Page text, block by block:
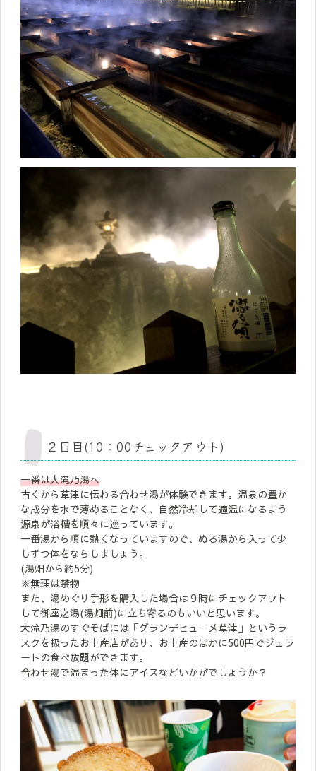
２日目(10：00チェックアウト)
一番は大滝乃湯へ
古くから草津に伝わる合わせ湯が体験できます。温泉の豊か
な成分を水で薄めることなく、自然冷却して適温になるよう
源泉が浴槽を順々に巡っています。
一番湯から順に熱くなっていますので、ぬる湯から入って少
しずつ体をならしましょう。
(湯畑から約5分)
※無理は禁物
また、湯めぐり手形を購入した場合は９時にチェックアウト
して御座之湯(湯畑前)に立ち寄るのもいいと思います。
大滝乃湯のすぐそばには「グランデヒューメ草津」というラ
スクを扱ったお土産店があり、お土産のほかに500円でジェラ
ートの食べ放題ができます。
合わせ湯で温まった体にアイスなどいかがでしょうか？